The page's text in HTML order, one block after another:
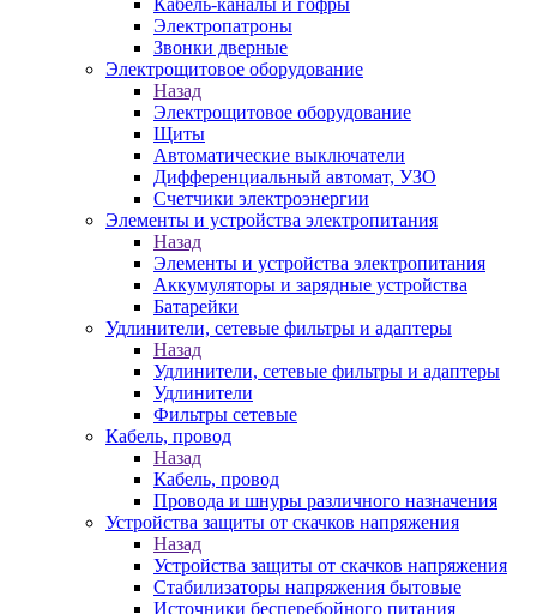
Кабель-каналы и гофры
Электропатроны
Звонки дверные
Электрощитовое оборудование
Назад
Электрощитовое оборудование
Щиты
Автоматические выключатели
Дифференциальный автомат, УЗО
Счетчики электроэнергии
Элементы и устройства электропитания
Назад
Элементы и устройства электропитания
Аккумуляторы и зарядные устройства
Батарейки
Удлинители, сетевые фильтры и адаптеры
Назад
Удлинители, сетевые фильтры и адаптеры
Удлинители
Фильтры сетевые
Кабель, провод
Назад
Кабель, провод
Провода и шнуры различного назначения
Устройства защиты от скачков напряжения
Назад
Устройства защиты от скачков напряжения
Стабилизаторы напряжения бытовые
Источники бесперебойного питания